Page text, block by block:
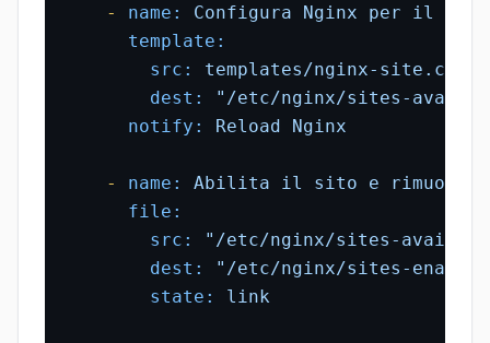
- name: Configura Nginx per il
template:
src:
templates/nginx-
dest:
"/etc/nginx/sites-
notify:
Reload Nginx
- name: Abilita il sito e rimuovi
file:
src:
"/etc/nginx/sites-
dest:
"/etc/nginx/sites-
state:
link